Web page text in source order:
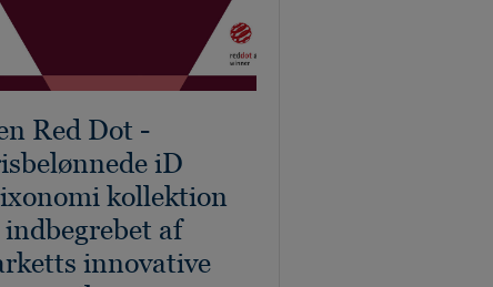
Red Dot -
iD
kollektion
indbegrebet af
innovative